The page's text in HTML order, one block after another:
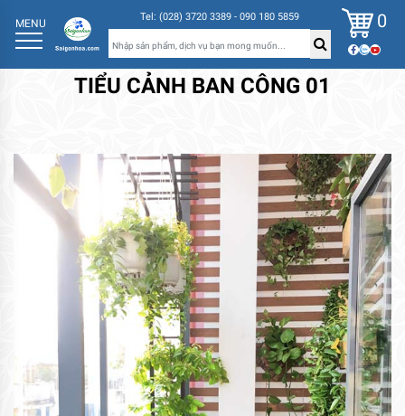
MENU Tel: (028) 3720 3389 - 090 180 5859 0
TIỂU CẢNH BAN CÔNG 01